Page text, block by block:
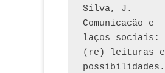
Silva, J.
Comunicação e
laços sociais:
(re) leituras e
possibilidades.